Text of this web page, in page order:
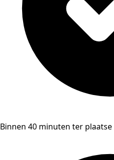
Binnen 40 minuten ter plaatse